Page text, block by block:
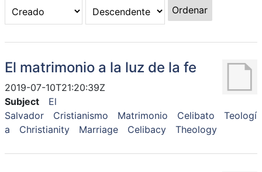
Ordenar
El matrimonio a la luz de la fe
2019-07-10T21:20:39Z
Subject
El
Salvador
Cristianismo Matrimonio Celibato
Teologí
a
Christianity Marriage Celibacy Theology